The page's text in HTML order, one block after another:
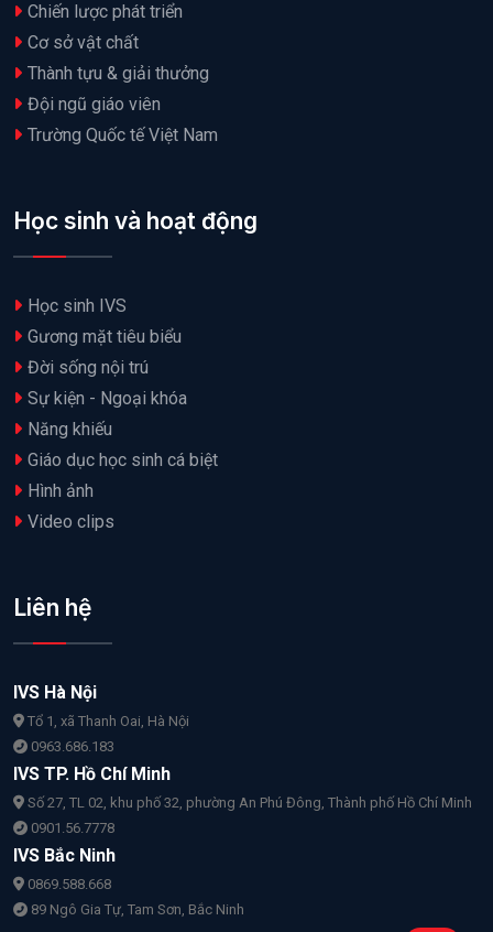
Chiến lược phát triển
Cơ sở vật chất
Thành tựu & giải thưởng
Đội ngũ giáo viên
Trường Quốc tế Việt Nam
Học sinh và hoạt động
Học sinh IVS
Gương mặt tiêu biểu
Đời sống nội trú
Sự kiện - Ngoại khóa
Năng khiếu
Giáo dục học sinh cá biệt
Hình ảnh
Video clips
Liên hệ
IVS Hà Nội
Tổ 1, xã Thanh Oai, Hà Nội
0963.686.183
IVS TP. Hồ Chí Minh
Số 27, TL 02, khu phố 32, phường An Phú Đông, Thành phố Hồ Chí Minh
0901.56.7778
IVS Bắc Ninh
0869.588.668
89 Ngô Gia Tự, Tam Sơn, Bắc Ninh